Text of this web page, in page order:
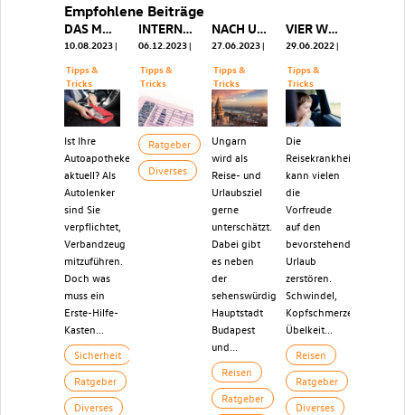
Empfohlene Beiträge
DAS MUSS IN DIE AUTOAPOTHEKE
10.08.2023
Tipps &
Tricks
Ist Ihre
Autoapotheke
aktuell? Als
Autolenker
sind Sie
verpflichtet,
Verbandzeug
mitzuführen.
Doch was
muss ein
Erste-Hilfe-
Kasten...
Sicherheit
Ratgeber
Diverses
INTERNATIONALER FÜHRERSCHEIN: IHR SCHLÜSSEL ZUR MOBILITÄT IM AUSLAND
06.12.2023
Tipps &
Tricks
Ratgeber
Diverses
NACH UNGARN MIT DEM AUTO
27.06.2023
Tipps &
Tricks
Ungarn
wird als
Reise- und
Urlaubsziel
gerne
unterschätzt.
Dabei gibt
es neben
der
sehenswürdigen
Hauptstadt
Budapest
und...
Reisen
Ratgeber
VIER WICHTIGE TIPPS GEGEN DIE REISEKRANKHEIT
29.06.2022
Tipps &
Tricks
Die
Reisekrankheit
kann vielen
die
Vorfreude
auf den
bevorstehenden
Urlaub
zerstören.
Schwindel,
Kopfschmerzen,
Übelkeit...
Reisen
Ratgeber
Diverses